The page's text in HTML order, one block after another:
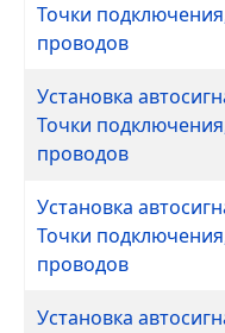
Точки
проводов
Установка
Точки
проводов
Установка
Точки
проводов
Установка